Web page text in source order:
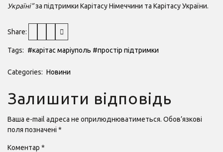
Україні”за підтримки Карітасу Німеччини та Карітасу України.
Share:
Tags: #карітас маріуполь #простір підтримки
Categories: Новини
Залишити відповідь
Ваша e-mail адреса не оприлюднюватиметься. Обов’язкові
поля позначені *
Коментар *